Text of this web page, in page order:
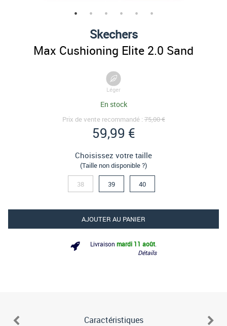
Skechers
Max Cushioning Elite 2.0 Sand
Léger
En stock
Prix de vente recommandé :75,00 €
59,99 €
Choisissez votre taille
(Taille non disponible ?)
38 39 40
AJOUTER AU PANIER
Livraison mardi 11 août
Détails
Caractéristiques